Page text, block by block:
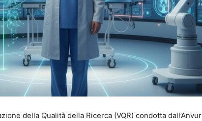
della Qualità della Ricerca (VQR) condotta dall’Anvur